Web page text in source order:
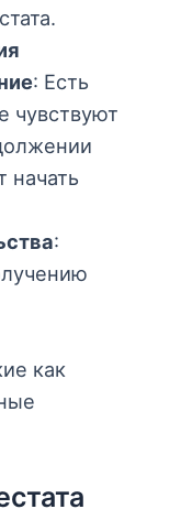
: Есть
чувствуют
начать
:
как